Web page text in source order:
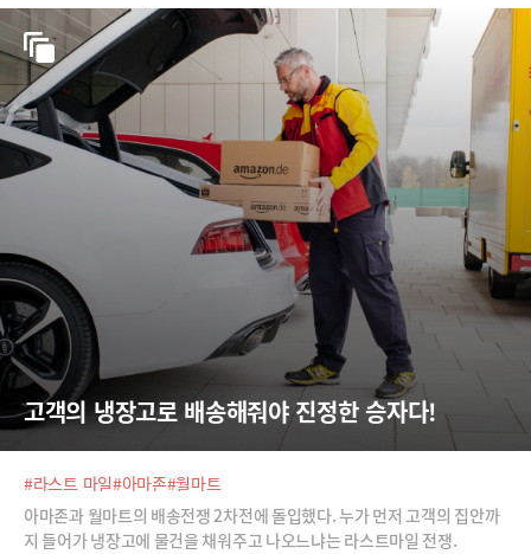
고객의 냉장고로 배송해줘야 진정한 승자다!
#라스트 마일#아마존#월마트
아마존과 월마트의 배송전쟁 2차전에 돌입했다. 누가 먼저 고객의 집안까
지 들어가 냉장고에 물건을 채워주고 나오느냐는 라스트마일 전쟁.